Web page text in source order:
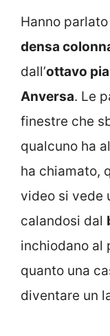
Hanno
densa
dall’ottavo
Anversa. Le
finestre che
qualcuno ha
ha chiamato,
video si vede
calandosi dal
inchiodano al
quanto una
diventare un